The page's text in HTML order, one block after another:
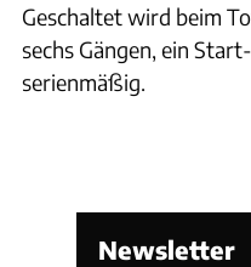
Geschaltet wird beim
sechs Gängen, ein
serienmäßig.
Newsletter